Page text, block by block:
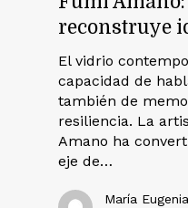
reconstruye
El vidrio
capacidad de
también de
resiliencia. La
Amano ha
eje de…
María